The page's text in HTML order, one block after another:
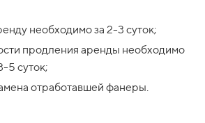
необходимо за 2-3 суток;
продления аренды необходимо
5 суток;
отработавшей фанеры.